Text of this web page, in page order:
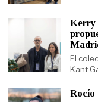
Kerry
El
Kant
Rocío